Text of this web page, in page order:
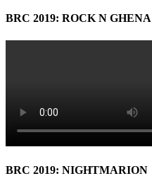
BRC 2019: ROCK N GHENA
BRC 2019: NIGHTMARION